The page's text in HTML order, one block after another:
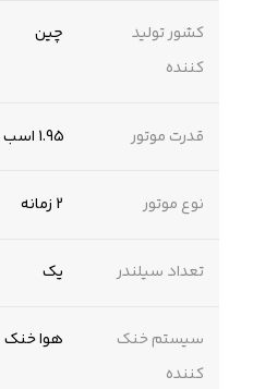
کشور تولید
کننده
چین
قدرت موتور 1.95 اسب بخار
نوع موتور 2 زمانه
تعداد سیلندر یک
سیستم خنک
کننده
هوا خنک